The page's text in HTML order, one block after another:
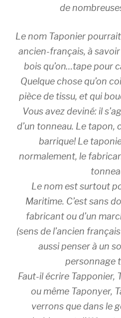
de
Le nom Taponier
ancien-français, à
bois qu’on…tape pour
Quelque chose qu’on
pièce de tissu, et qui
Vous avez deviné: il
d’un tonneau. Le tapon,
barrique! Le
normalement, le
Le nom est surtout
Maritime. C’est sans
fabricant ou d’un
(sens de l’ancien
aussi penser à un
personnage
Faut-il écrire Tapponier,
ou même Taponyer,
verrons que dans le